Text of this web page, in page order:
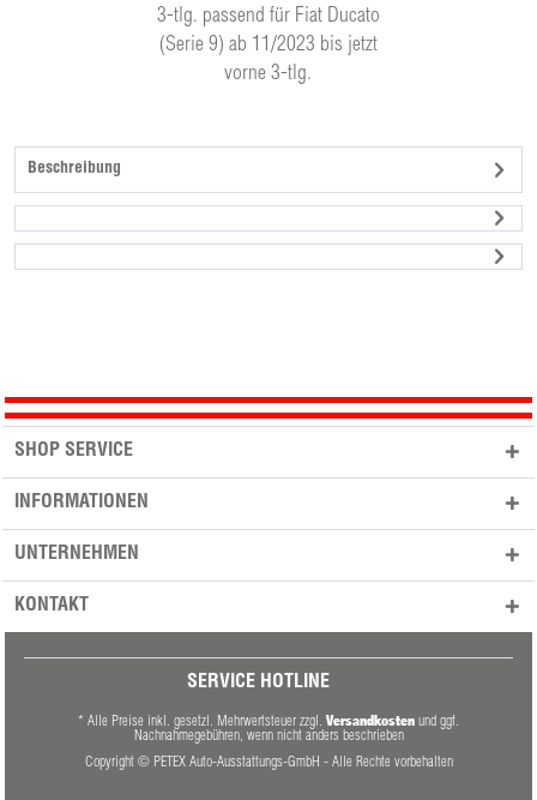
3-tlg. passend für Fiat Ducato
(Serie 9) ab 11/2023 bis jetzt
vorne 3-tlg.
Beschreibung
SHOP SERVICE
INFORMATIONEN
UNTERNEHMEN
KONTAKT
SERVICE HOTLINE
* Alle Preise inkl. gesetzl. Mehrwertsteuer zzgl. Versandkosten und ggf.
Nachnahmegebühren, wenn nicht anders beschrieben
Copyright © PETEX Auto-Ausstattungs-GmbH - Alle Rechte vorbehalten